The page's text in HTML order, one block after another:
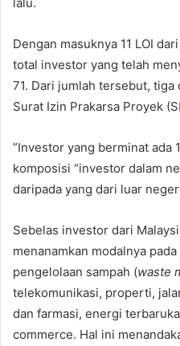
Dengan masuknya 11 LOI
total investor yang telah
71. Dari jumlah tersebut,
Surat Izin Prakarsa Proyek
”Investor yang berminat ada
komposisi “investor dalam
daripada yang dari luar
Sebelas investor dari
menanamkan modalnya
pengelolaan sampah (waste
telekomunikasi, properti,
dan farmasi, energi
commerce. Hal ini